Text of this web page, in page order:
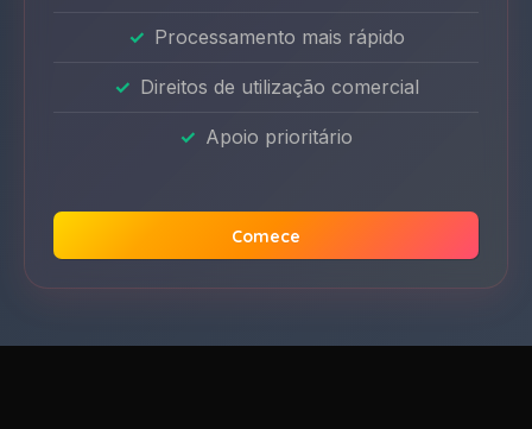
Processamento mais rápido
Direitos de utilização comercial
Apoio prioritário
Comece